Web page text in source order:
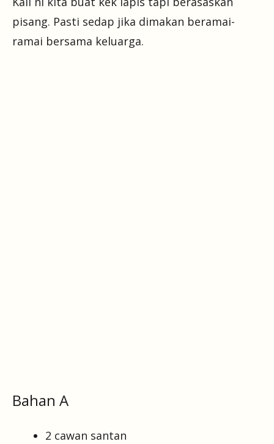
pisang. Pasti sedap jika dimakan beramai-
ramai bersama keluarga.
Bahan A
2 cawan santan